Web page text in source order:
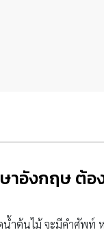
าอังกฤษ ต้อ
ต้นไม้ จะมีคำศัพท์ ห